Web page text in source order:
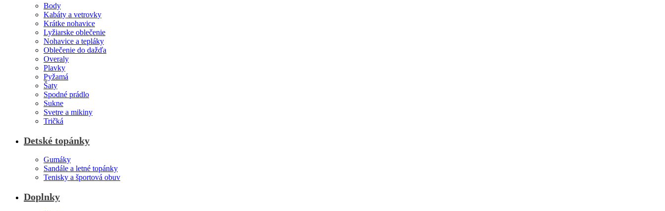
Body
Kabáty a vetrovky
Krátke nohavice
Lyžiarske oblečenie
Nohavice a tepláky
Oblečenie do dažďa
Overaly
Plavky
Pyžamá
Šaty
Spodné prádlo
Sukne
Svetre a mikiny
Tričká
Detské topánky
Gumáky
Sandále a letné topánky
Tenisky a športová obuv
Doplnky